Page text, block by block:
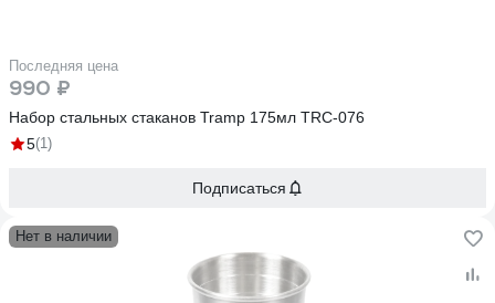
Последняя цена
990 ₽
Набор стальных стаканов Tramp 175мл TRC-076
5(1)
Подписаться
Нет в наличии